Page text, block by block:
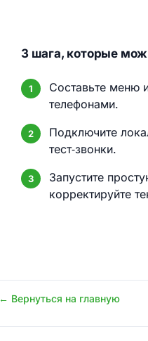
3 шага, которые
Составьте меню
телефонами.
Подключите
тест‑звонки.
Запустите
корректируйте
← Вернуться на главную